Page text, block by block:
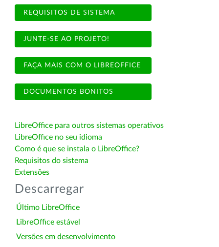
REQUISITOS DE SISTEMA
JUNTE-SE AO PROJETO!
FAÇA MAIS COM O LIBREOFFICE
DOCUMENTOS BONITOS
LibreOffice para outros sistemas operativos
LibreOffice no seu idioma
Como é que se instala o LibreOffice?
Requisitos do sistema
Extensões
Descarregar
Último LibreOffice
LibreOffice estável
Versões em desenvolvimento